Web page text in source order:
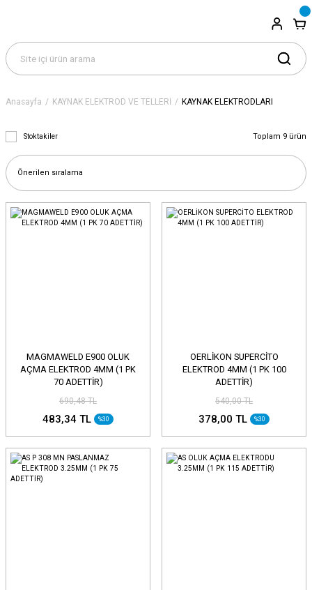
Anasayfa KAYNAK ELEKTROD VE TELLERİ KAYNAK ELEKTRODLARI
Stoktakiler Toplam 9 ürün
MAGMAWELD E900 OLUK
AÇMA ELEKTROD 4MM (1 PK
70 ADETTİR)
690,48 TL
483,34 TL %30
OERLİKON SUPERCİTO
ELEKTROD 4MM (1 PK 100
ADETTİR)
540,00 TL
378,00 TL %30